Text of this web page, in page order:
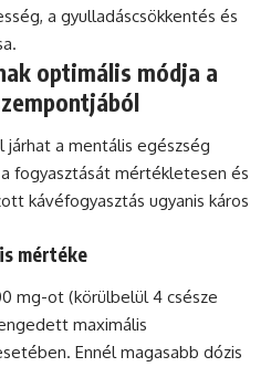
a gyulladáscsökkentés és
optimális módja a
járhat a mentális egészség
fogyasztását mértékletesen és
kávéfogyasztás ugyanis káros
mértéke
mg-ot (körülbelül 4 csésze
maximális
Ennél magasabb dózis